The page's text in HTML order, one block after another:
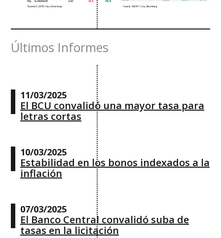
Últimos Informes
11/03/2025
El BCU convalidó una mayor tasa para
letras cortas
10/03/2025
Estabilidad en los bonos indexados a la
inflación
07/03/2025
El Banco Central convalidó suba de
tasas en la licitación